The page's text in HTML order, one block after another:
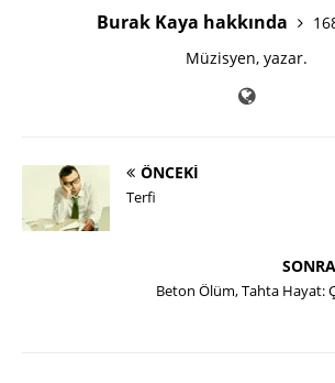
Burak Kaya hakkında
Müzisyen, yazar.
ÖNCEKI
Terfi
Beton Ölüm, Tahta Hayat: